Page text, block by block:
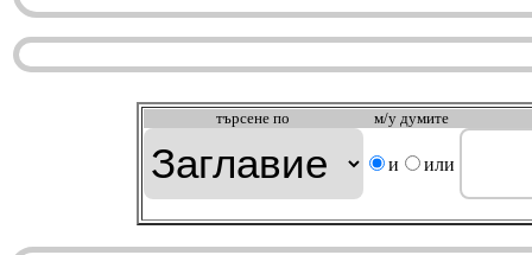
търсeне по м/у думите
и или